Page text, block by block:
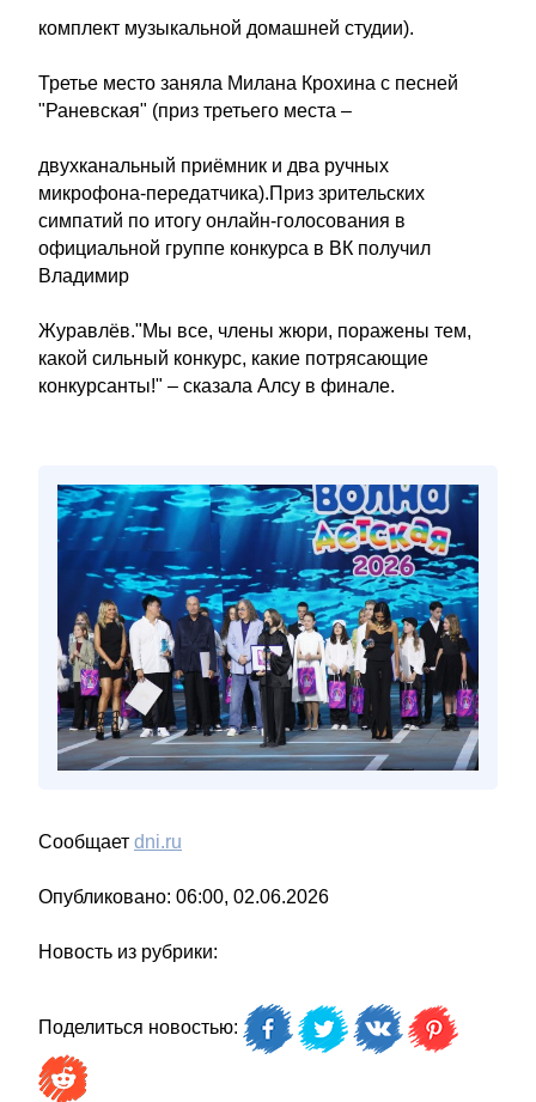
комплект музыкальной домашней студии).
Третье место заняла Милана Крохина с песней
"Раневская" (приз третьего места –
двухканальный приёмник и два ручных
микрофона-передатчика).Приз зрительских
симпатий по итогу онлайн-голосования в
официальной группе конкурса в ВК получил
Владимир
Журавлёв."Мы все, члены жюри, поражены тем,
какой сильный конкурс, какие потрясающие
конкурсанты!" – сказала Алсу в финале.
Сообщает dni.ru
Опубликовано: 06:00, 02.06.2026
Новость из рубрики:
Поделиться новостью: